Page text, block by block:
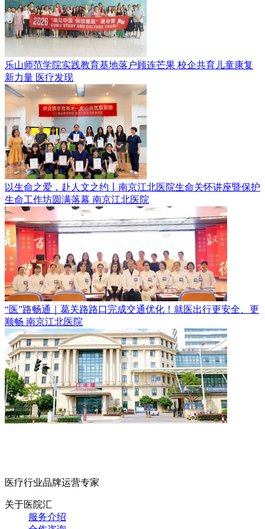
乐山师范学院实践教育基地落户顾连芒果 校企共育儿童康复
新力量 医疗发现
以生命之爱，赴人文之约丨南京江北医院生命关怀讲座暨保护
生命工作坊圆满落幕 南京江北医院
“医”路畅通｜葛关路路口完成交通优化！就医出行更安全、更
顺畅 南京江北医院
医疗行业品牌运营专家
关于医院汇
服务介绍